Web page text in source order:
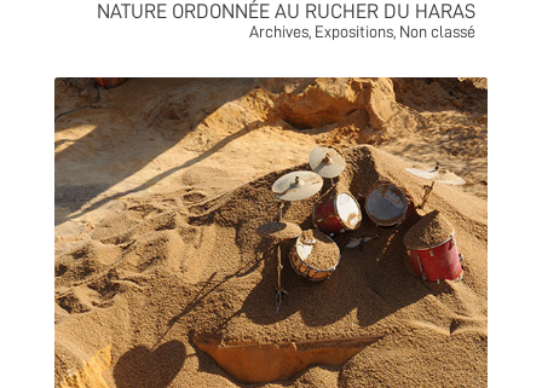
NATURE ORDONNÉE AU RUCHER DU HARAS
Archives, Expositions, Non classé